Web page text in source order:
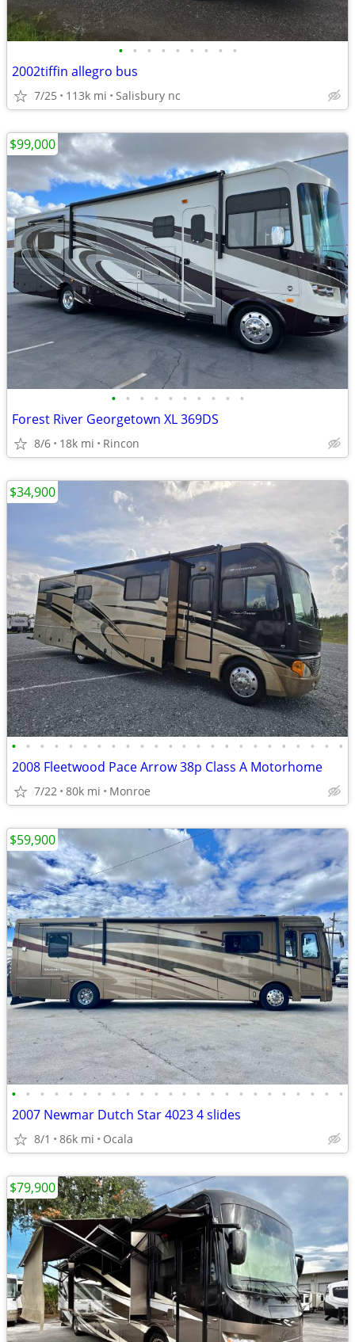
• • • • • • • • •
2002tiffin allegro bus
7/25 113k mi Salisbury nc
• • • • • • • • • •
Forest River Georgetown XL 369DS
8/6 18k mi Rincon
$99,000
• • • • • • • • • • • • • • • • • • • • • • • •
2008 Fleetwood Pace Arrow 38p Class A Motorhome
7/22 80k mi Monroe
$34,900
• • • • • • • • • • • • • • • • • • • • • • • •
2007 Newmar Dutch Star 4023 4 slides
8/1 86k mi Ocala
$59,900
$79,900